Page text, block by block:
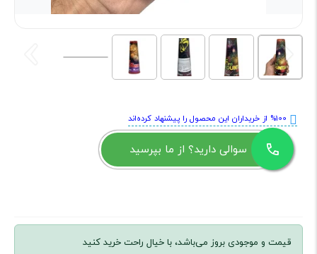
%100 از خریداران این محصول را پیشنهاد کرده‌اند
سوالی دارید؟ از ما بپرسید
قیمت و موجودی بروز می‌باشد، با خیال راحت خرید کنید